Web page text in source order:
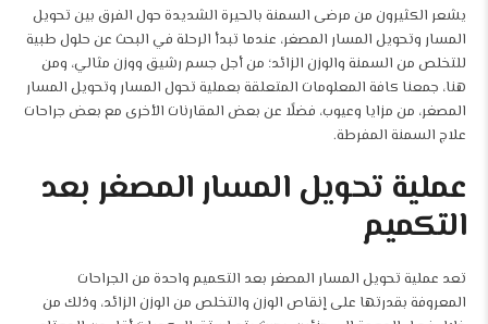
يشعر الكثيرون من مرضى السمنة بالحيرة الشديدة حول الفرق بين تحويل
المسار وتحويل المسار المصغر، عندما تبدأ الرحلة في البحث عن حلول طبية
للتخلص من السمنة والوزن الزائد؛ من أجل جسم رشيق ووزن مثالي، ومن
هنا، جمعنا كافة المعلومات المتعلقة بعملية تحول المسار وتحويل المسار
المصغر، من مزايا وعيوب، فضلًا عن بعض المقارنات الأخرى مع بعض جراحات
علاج السمنة المفرطة.
عملية تحويل المسار المصغر بعد
التكميم
تعد عملية تحويل المسار المصغر بعد التكميم واحدة من الجراحات
المعروفة بقدرتها على إنقاص الوزن والتخلص من الوزن الزائد، وذلك من